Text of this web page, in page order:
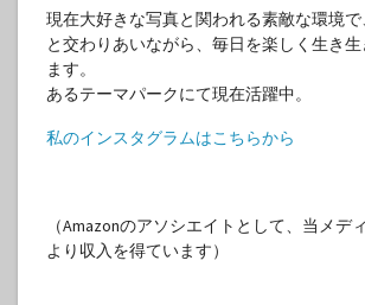
現在大好きな写真と関われる素敵な環境
と交わりあいながら、毎日を楽しく生き
ます。
あるテーマパークにて現在活躍中。
私のインスタグラムはこちらから
（Amazonのアソシエイトとして、当メデ
より収入を得ています）